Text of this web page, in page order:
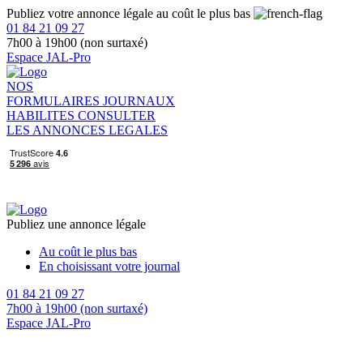
Publiez votre annonce légale au coût le plus bas
01 84 21 09 27
7h00 à 19h00 (non surtaxé)
Espace JAL-Pro
NOS
FORMULAIRES JOURNAUX
HABILITES CONSULTER
LES ANNONCES LEGALES
Publiez une annonce légale
Au coût le plus bas
En choisissant votre journal
01 84 21 09 27
7h00 à 19h00 (non surtaxé)
Espace JAL-Pro